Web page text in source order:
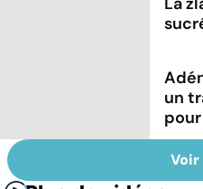
un
Voir